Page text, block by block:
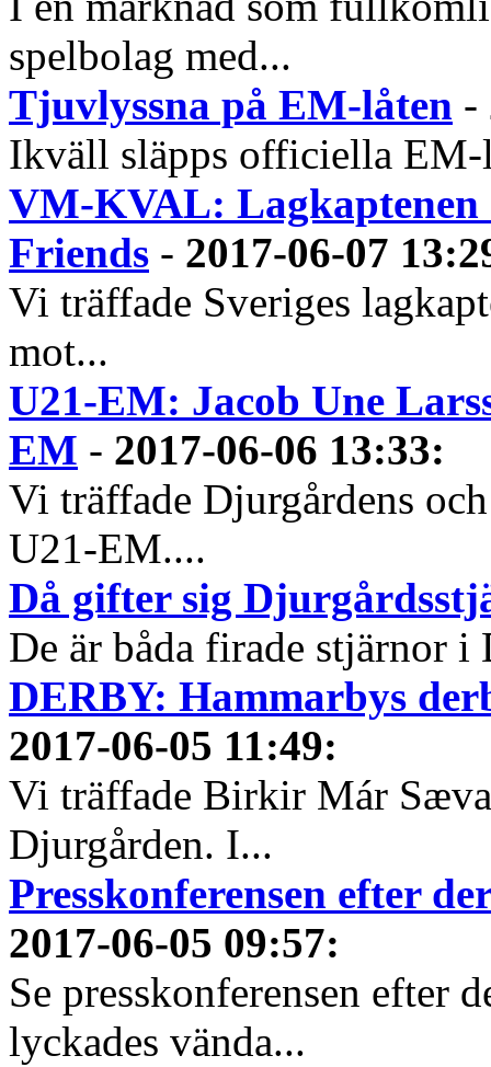
spelbolag med...
Tjuvlyssna på EM-låten -
Ikväll släpps officiella
VM-KVAL:
Friends - 2017-06-07
Vi träffade Sveriges
mot...
U21-EM: Jacob Une
EM - 2017-06-06 13:33:
Vi träffade Djurgårdens
U21-EM....
Då gifter sig
De är båda firade stjärnor i
DERBY: Hammarbys
2017-06-05 11:49:
Vi träffade Birkir Már
Djurgården. I...
Presskonferensen efter
2017-06-05 09:57:
Se presskonferensen efter
lyckades vända...